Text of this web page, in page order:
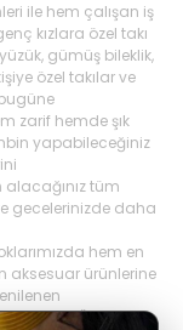
ile hem çalışan iş
kızlara özel takı
gümüş bileklik,
özel takılar ve
zarif hemde şık
yapabileceğiniz
tüm
gecelerinizde daha
hem en
aksesuar ürünlerine
Öncelikli